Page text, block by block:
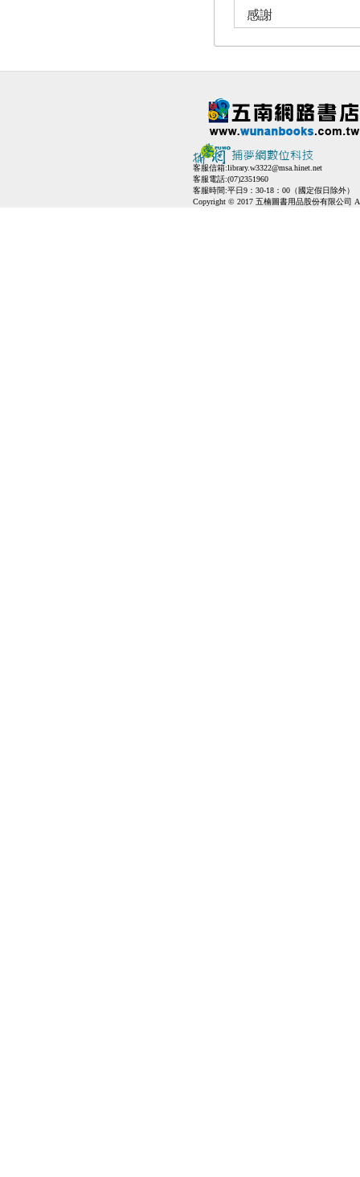
感謝
客服信箱:library.w3322@msa.hinet.net
客服電話:(07)2351960
客服時間:平日9：30-18：00（國定假日除外）
Copyright © 2017 五楠圖書用品股份有限公司